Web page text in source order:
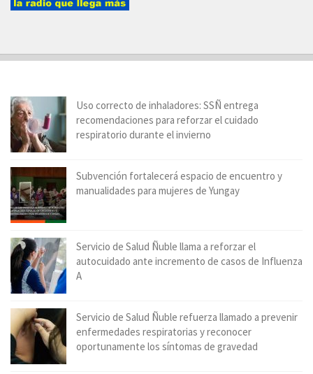
Uso correcto de inhaladores: SSÑ entrega
recomendaciones para reforzar el cuidado
respiratorio durante el invierno
Subvención fortalecerá espacio de encuentro y
manualidades para mujeres de Yungay
Servicio de Salud Ñuble llama a reforzar el
autocuidado ante incremento de casos de Influenza
A
Servicio de Salud Ñuble refuerza llamado a prevenir
enfermedades respiratorias y reconocer
oportunamente los síntomas de gravedad